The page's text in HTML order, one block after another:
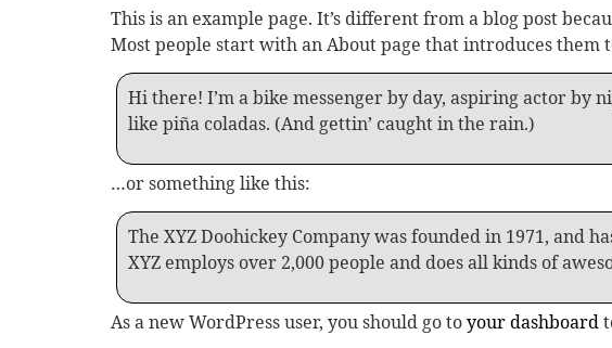
This is an example page. It’s different from a blog post
Most people start with an About page that introduces
Hi there! I’m a bike messenger by day, aspiring actor by
like piña coladas. (And gettin’ caught in the rain.)
…or something like this:
The XYZ Doohickey Company was founded in 1971, and
XYZ employs over 2,000 people and does all kinds of
As a new WordPress user, you should go toyour dashboard